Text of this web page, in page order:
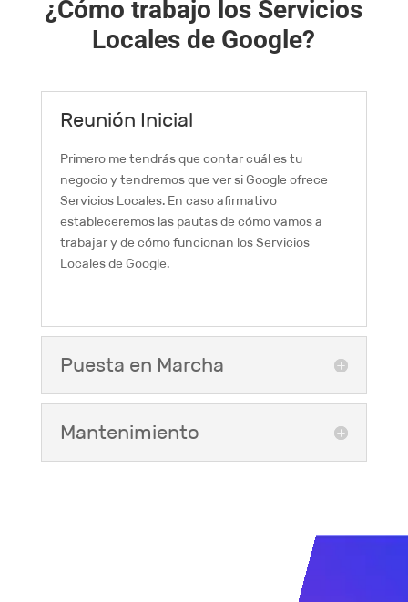
¿Cómo trabajo los Servicios
Locales de Google?
Reunión Inicial
Primero me tendrás que contar cuál es tu
negocio y tendremos que ver si Google ofrece
Servicios Locales. En caso afirmativo
estableceremos las pautas de cómo vamos a
trabajar y de cómo funcionan los Servicios
Locales de Google.
Puesta en Marcha
Mantenimiento